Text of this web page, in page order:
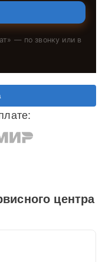
» — по звонку или в
центра